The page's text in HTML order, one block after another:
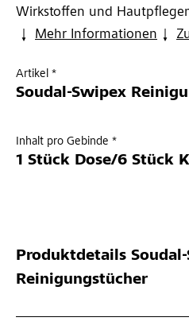
Wirkstoffen und
Mehr Informationen
Artikel *
Soudal-Swipex
Inhalt pro Gebinde *
1 Stück Dose/6 Stück
Produktdetails
Reinigungstücher